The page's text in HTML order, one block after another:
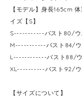
【モデル】身長165cm
イズ【S】
S-----------バスト80/ウ
M-----------バスト84/ウ
L------------バスト88/ウ
XL----------バスト92/ウ
【サイズについて】